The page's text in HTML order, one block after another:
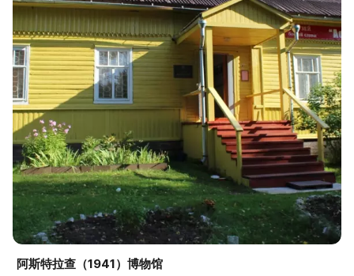
阿斯特拉查（1941）博物馆